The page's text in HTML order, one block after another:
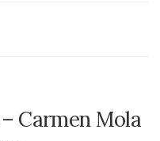
Carmen Mola